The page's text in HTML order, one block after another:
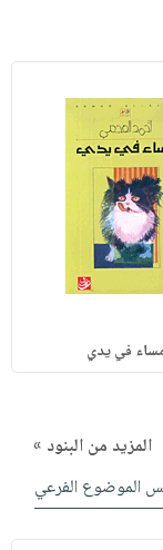
في يدي
المزيد من البنود »
الموضوع الفرعي